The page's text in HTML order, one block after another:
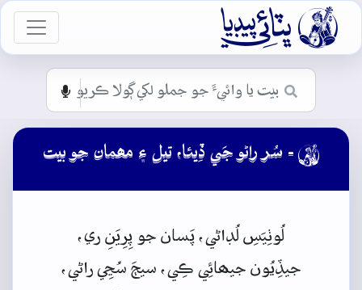

 - سُر راڻو جَي ڏِيئا، تيل ۽ مھمان جو بيت
لُوٺِيَسِ لُڊاڻي، پَسان جو پِرِيَنِ ري،
جيڏِيُون جيھائِي ڪِي، سيڄَ سُڃِي راڻي،